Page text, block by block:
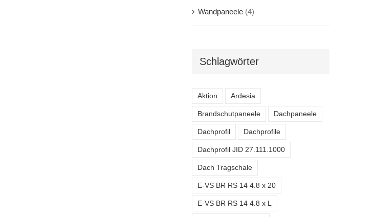
Wandpaneele (4)
Schlagwörter
Aktion Ardesia
Brandschutpaneele Dachpaneele
Dachprofil Dachprofile
Dachprofil JID 27.111.1000
Dach Tragschale
E-VS BR RS 14 4.8 x 20
E-VS BR RS 14 4.8 x L